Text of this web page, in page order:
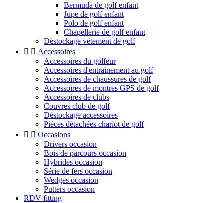
Bermuda de golf enfant
Jupe de golf enfant
Polo de golf enfant
Chapellerie de golf enfant
Déstockage vêtement de golf
  Accessoires
Accessoires du golfeur
Accessoires d'entrainement au golf
Accessoires de chaussures de golf
Accessoires de montres GPS de golf
Accessoires de clubs
Couvres club de golf
Déstockage accessoires
Pièces détachées chariot de golf
  Occasions
Drivers occasion
Bois de parcours occasion
Hybrides occasion
Série de fers occasion
Wedges occasion
Putters occasion
RDV fitting